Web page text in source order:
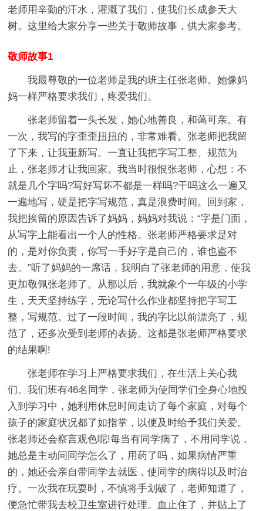
老师用辛勤的汗水，灌溉了我们，使我们长成参天大
树。这里给大家分享一些关于敬师故事，供大家参考。
敬师故事1
我最尊敬的一位老师是我的班主任张老师。她像妈
妈一样严格要求我们，疼爱我们。
张老师留着一头长发，她心地善良，和蔼可亲。有
一次，我写的字歪歪扭扭的，非常难看。张老师把我留
了下来，让我重新写。一直让我把字写工整、规范为
止，张老师才让我回家。我当时很恨张老师，心想：不
就是几个字吗?写好写坏不都是一样吗?干吗这么一遍又
一遍地写，硬是把字写规范，真是浪费时间。回到家，
我把挨留的原因告诉了妈妈，妈妈对我说：“字是门面，
从写字上能看出一个人的性格。张老师严格要求是对
的，是对你负责，你写一手好字是自己的，谁也盗不
去。”听了妈妈的一席话，我明白了张老师的用意，使我
更加敬佩张老师了。从那以后，我就象个一年级的小学
生，天天坚持练字，无论写什么作业都坚持把字写工
整，写规范。过了一段时间，我的字比以前漂亮了，规
范了，还多次受到老师的表扬。这都是张老师严格要求
的结果啊!
张老师在学习上严格要求我们，在生活上关心我
们。我们班有46名同学，张老师为使同学们全身心地投
入到学习中，她利用休息时间走访了每个家庭，对每个
孩子的家庭状况都了如指掌，以便及时给予我们关爱。
张老师还会察言观色呢!每当有同学病了，不用同学说，
她总是主动问同学怎么了，用药了吗，如果病情严重
的，她还会亲自带同学去就医，使同学的病得以及时治
疗。一次我在玩耍时，不慎将手划破了，老师知道了，
便急忙带我去校卫生室进行处理。血止住了，并贴上了